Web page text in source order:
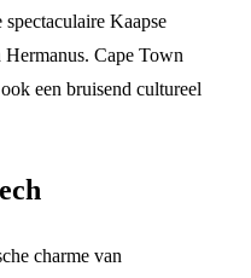
Kaapse
Cape Town
een bruisend cultureel
charme van